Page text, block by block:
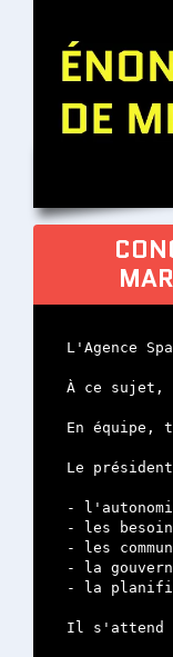
L'Agence
À ce sujet,
En équipe,
Le
-
- les
- les
- la
- la
Il s'attend